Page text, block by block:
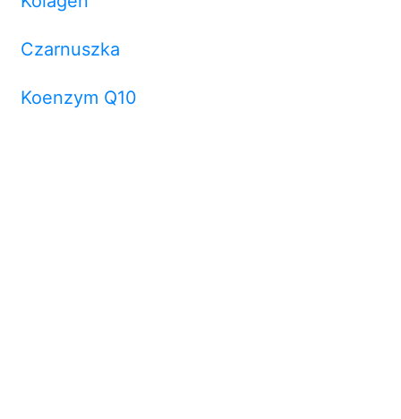
Czarnuszka
Koenzym Q10